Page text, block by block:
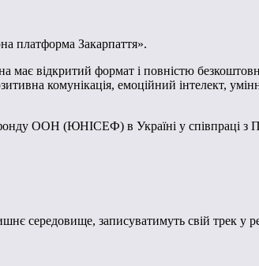
платформа Закарпаття».
має відкритий формат і повністю
комунікація, емоційний інтелект,
ООН (ЮНІСЕФ) в Україні у співпраці з
середовище, записуватимуть свій трек у